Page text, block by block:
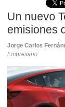
Un nuevo
emisiones
Jorge Carlos
Empresario